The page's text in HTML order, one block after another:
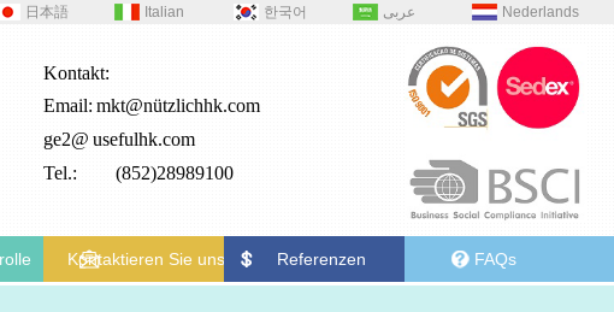
日本語 Italian 한국어 عربى Nederlands
Kontakt:
Email: mkt@nützlichhk.com
ge2@ usefulhk.com
Tel.: (852)28989100
Kontaktieren Sie uns Referenzen FAQs